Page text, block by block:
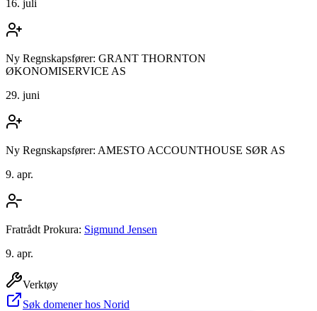
16. juli
Ny Regnskapsfører: GRANT THORNTON
ØKONOMISERVICE AS
29. juni
Ny Regnskapsfører: AMESTO ACCOUNTHOUSE SØR AS
9. apr.
Fratrådt Prokura: Sigmund Jensen
9. apr.
Verktøy
Søk domener hos Norid